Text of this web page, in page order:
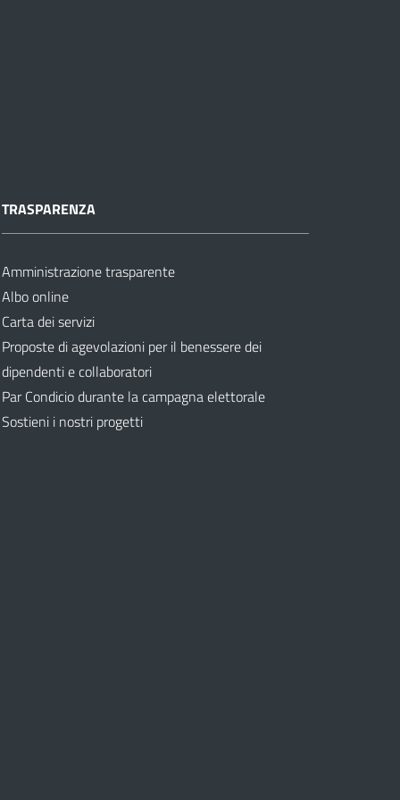
TRASPARENZA
Amministrazione trasparente
Albo online
Carta dei servizi
Proposte di agevolazioni per il benessere dei
dipendenti e collaboratori
Par Condicio durante la campagna elettorale
Sostieni i nostri progetti